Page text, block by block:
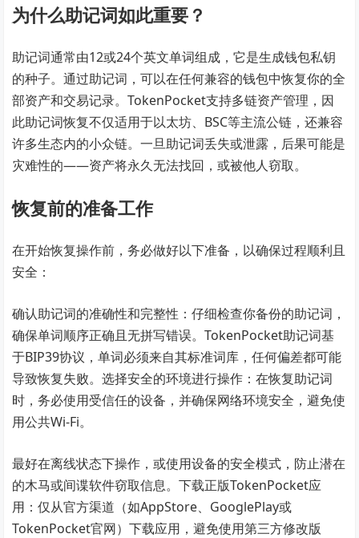
为什么助记词如此重要？
助记词通常由12或24个英文单词组成，它是生成钱包私钥
的种子。通过助记词，可以在任何兼容的钱包中恢复你的全
部资产和交易记录。TokenPocket支持多链资产管理，因
此助记词恢复不仅适用于以太坊、BSC等主流公链，还兼容
许多生态内的小众链。一旦助记词丢失或泄露，后果可能是
灾难性的——资产将永久无法找回，或被他人窃取。
恢复前的准备工作
在开始恢复操作前，务必做好以下准备，以确保过程顺利且
安全：
确认助记词的准确性和完整性：仔细检查你备份的助记词，
确保单词顺序正确且无拼写错误。TokenPocket助记词基
于BIP39协议，单词必须来自其标准词库，任何偏差都可能
导致恢复失败。选择安全的环境进行操作：在恢复助记词
时，务必使用受信任的设备，并确保网络环境安全，避免使
用公共Wi-Fi。
最好在离线状态下操作，或使用设备的安全模式，防止潜在
的木马或间谍软件窃取信息。下载正版TokenPocket应
用：仅从官方渠道（如AppStore、GooglePlay或
TokenPocket官网）下载应用，避免使用第三方修改版